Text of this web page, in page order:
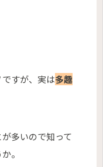
すが、実は多趣
多いので知って
。